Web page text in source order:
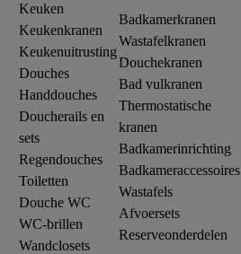
Keuken
Keukenkranen
Keukenuitrusting
Douches
Handdouches
Doucherails en
sets
Regendouches
Toiletten
Douche WC
WC-brillen
Wandclosets
Badkamerkranen
Wastafelkranen
Douchekranen
Bad vulkranen
Thermostatische
kranen
Badkamerinrichting
Badkameraccessoires
Wastafels
Afvoersets
Reserveonderdelen